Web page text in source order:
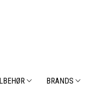
BRANDS